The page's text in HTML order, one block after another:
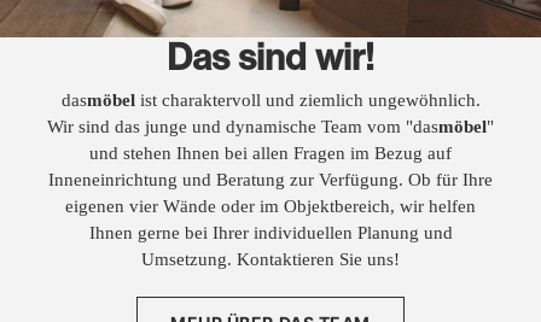
Das sind wir!
dasmöbelist charaktervoll und ziemlich ungewöhnlich.
Wir sind das junge und dynamische Team vom "dasmöbel"
und stehen Ihnen bei allen Fragen im Bezug auf
Inneneinrichtung und Beratung zur Verfügung. Ob für Ihre
eigenen vier Wände oder im Objektbereich, wir helfen
Ihnen gerne bei Ihrer individuellen Planung und
Umsetzung. Kontaktieren Sie uns!